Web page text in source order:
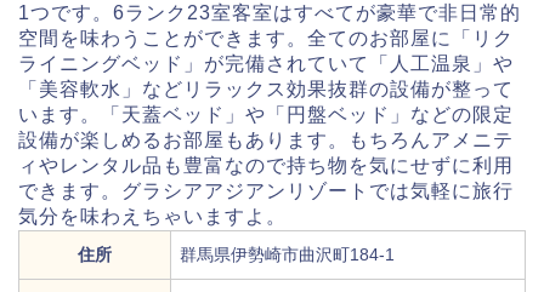
1つです。6ランク23室客室はすべてが豪華で非日常的
空間を味わうことができます。全てのお部屋に「リク
ライニングベッド」が完備されていて「人工温泉」や
「美容軟水」などリラックス効果抜群の設備が整って
います。「天蓋ベッド」や「円盤ベッド」などの限定
設備が楽しめるお部屋もあります。もちろんアメニテ
ィやレンタル品も豊富なので持ち物を気にせずに利用
できます。グラシアアジアンリゾートでは気軽に旅行
気分を味わえちゃいますよ。
住所 群馬県伊勢崎市曲沢町184-1